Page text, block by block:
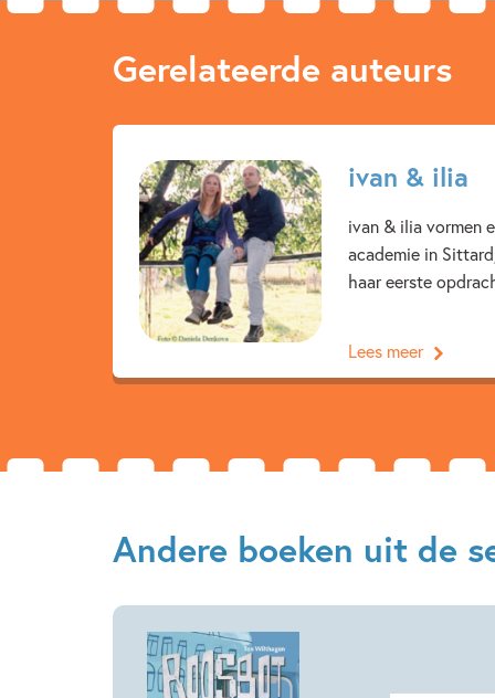
Gerelateerde auteurs
ivan & ilia
ivan & ilia vormen
academie in
haar eerste
Lees meer
Andere boeken uit de